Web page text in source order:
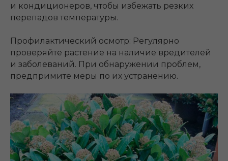
и кондиционеров, чтобы избежать резких
перепадов температуры.
Профилактический осмотр: Регулярно
проверяйте растение на наличие вредителей
и заболеваний. При обнаружении проблем,
предпримите меры по их устранению.